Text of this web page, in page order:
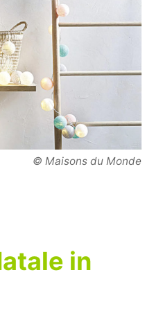
© Maisons du Monde
in